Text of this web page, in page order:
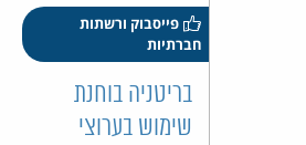
פייסבוק ורשתות
חברתיות
בריטניה בוחנת
שימוש בערוצי